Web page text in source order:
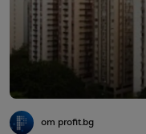
от profit.bg